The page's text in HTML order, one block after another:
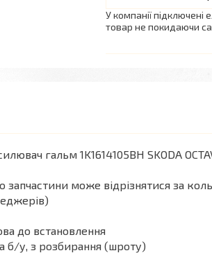
У компанії
товар не покидаючи
гальм 1K1614105BH SKODA
запчастини може відрізнятися за
до встановлення
б/у, з розбирання (шроту)